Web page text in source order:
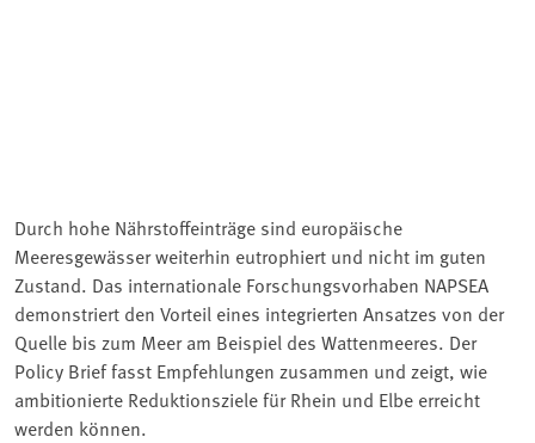
Durch hohe Nährstoffeinträge sind europäische
Meeresgewässer weiterhin eutrophiert und nicht im guten
Zustand. Das internationale Forschungsvorhaben NAPSEA
demonstriert den Vorteil eines integrierten Ansatzes von der
Quelle bis zum Meer am Beispiel des Wattenmeeres. Der
Policy Brief fasst Empfehlungen zusammen und zeigt, wie
ambitionierte Reduktionsziele für Rhein und Elbe erreicht
werden können.